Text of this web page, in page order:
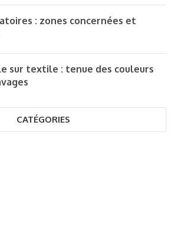
: zones concernées et
sur textile : tenue des couleurs
CATÉGORIES